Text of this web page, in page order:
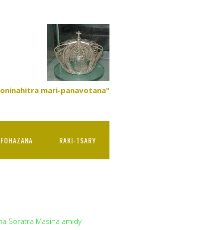
mari-panavotana"
RAKI-TSARY
Soratra Masina amidy